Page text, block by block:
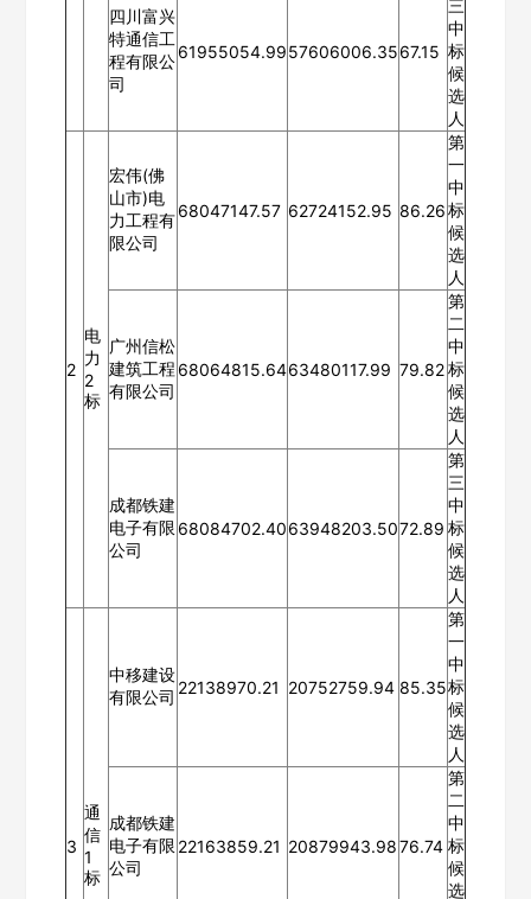
四川富兴
特通信工
程有限公
司
61955054.9957606006.3567.15
三
中
标
候
选
人
2
电
力
2
标
宏伟(佛
山市)电
力工程有
限公司
68047147.57 62724152.95 86.26
第
一
中
标
候
选
人
广州信松
建筑工程
有限公司
68064815.6463480117.99 79.82
第
二
中
标
候
选
人
成都铁建
电子有限
公司
68084702.4063948203.5072.89
第
三
中
标
候
选
人
3
通
信
1
标
中移建设
有限公司 22138970.21 20752759.94 85.35
第
一
中
标
候
选
人
成都铁建
电子有限
公司
22163859.21 20879943.9876.74
第
二
中
标
候
选